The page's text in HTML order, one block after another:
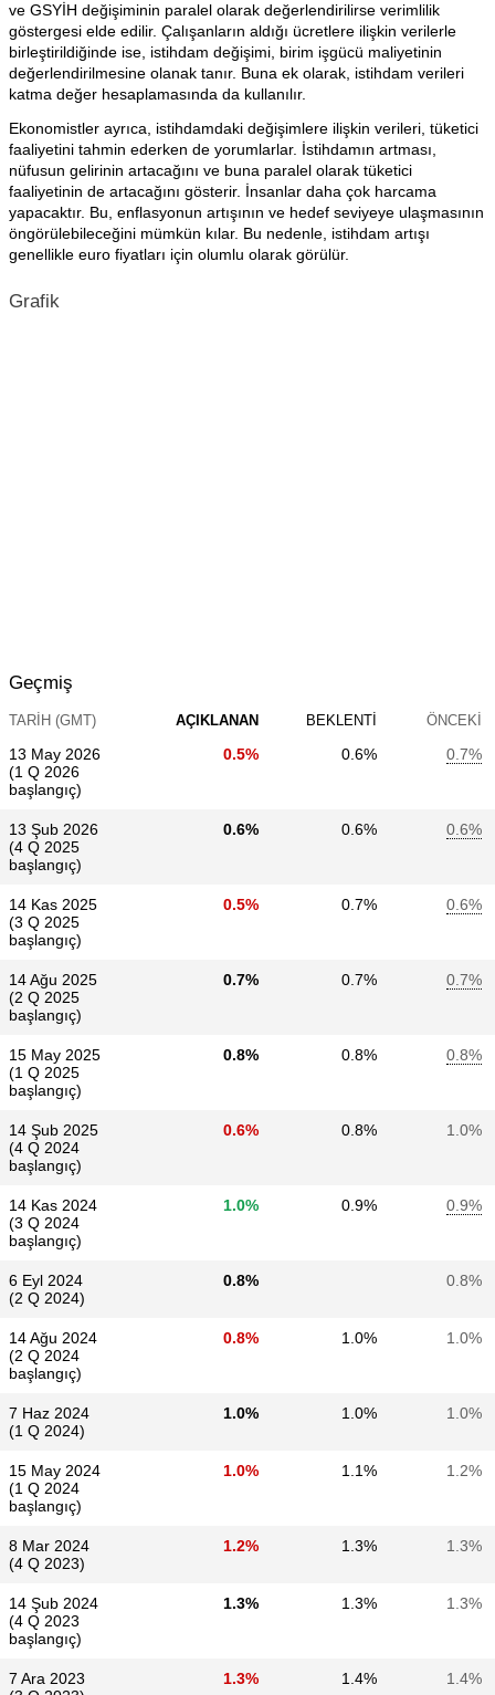
ve GSYİH değişiminin paralel olarak değerlendirilirse verimlilik
göstergesi elde edilir. Çalışanların aldığı ücretlere ilişkin verilerle
birleştirildiğinde ise, istihdam değişimi, birim işgücü maliyetinin
değerlendirilmesine olanak tanır. Buna ek olarak, istihdam verileri
katma değer hesaplamasında da kullanılır.
Ekonomistler ayrıca, istihdamdaki değişimlere ilişkin verileri, tüketici
faaliyetini tahmin ederken de yorumlarlar. İstihdamın artması,
nüfusun gelirinin artacağını ve buna paralel olarak tüketici
faaliyetinin de artacağını gösterir. İnsanlar daha çok harcama
yapacaktır. Bu, enflasyonun artışının ve hedef seviyeye ulaşmasının
öngörülebileceğini mümkün kılar. Bu nedenle, istihdam artışı
genellikle euro fiyatları için olumlu olarak görülür.
Grafik
Geçmiş
TARIH (GMT) AÇIKLANAN BEKLENTI ÖNCEKI
13 May 2026
(1 Q 2026
başlangıç)
0.5% 0.6% 0.7%
13 Şub 2026
(4 Q 2025
başlangıç)
0.6% 0.6% 0.6%
14 Kas 2025
(3 Q 2025
başlangıç)
0.5% 0.7% 0.6%
14 Ağu 2025
(2 Q 2025
başlangıç)
0.7% 0.7% 0.7%
15 May 2025
(1 Q 2025
başlangıç)
0.8% 0.8% 0.8%
14 Şub 2025
(4 Q 2024
başlangıç)
0.6% 0.8% 1.0%
14 Kas 2024
(3 Q 2024
başlangıç)
1.0% 0.9% 0.9%
6 Eyl 2024
(2 Q 2024)
0.8% 0.8%
14 Ağu 2024
(2 Q 2024
başlangıç)
0.8% 1.0% 1.0%
7 Haz 2024
(1 Q 2024)
1.0% 1.0% 1.0%
15 May 2024
(1 Q 2024
başlangıç)
1.0% 1.1% 1.2%
8 Mar 2024
(4 Q 2023)
1.2% 1.3% 1.3%
14 Şub 2024
(4 Q 2023
başlangıç)
1.3% 1.3% 1.3%
7 Ara 2023
1.3% 1.4% 1.4%